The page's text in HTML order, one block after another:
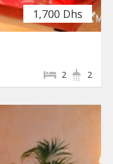
1,700 Dhs
2
2